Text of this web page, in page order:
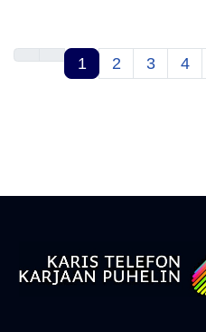
1 2 3 4